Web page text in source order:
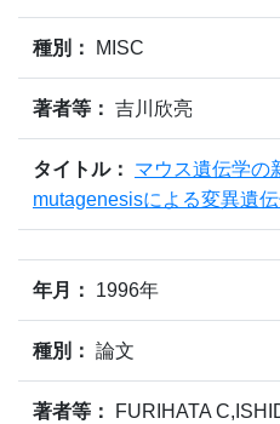
種別： MISC
著者等： 吉川欣亮
タイトル：
マウス遺伝学の
mutagenesisによる変異遺
年月： 1996年
種別： 論文
著者等：
FURIHATA